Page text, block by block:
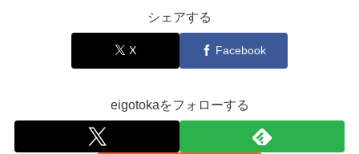
シェアする
X Facebook
eigotokaをフォローする